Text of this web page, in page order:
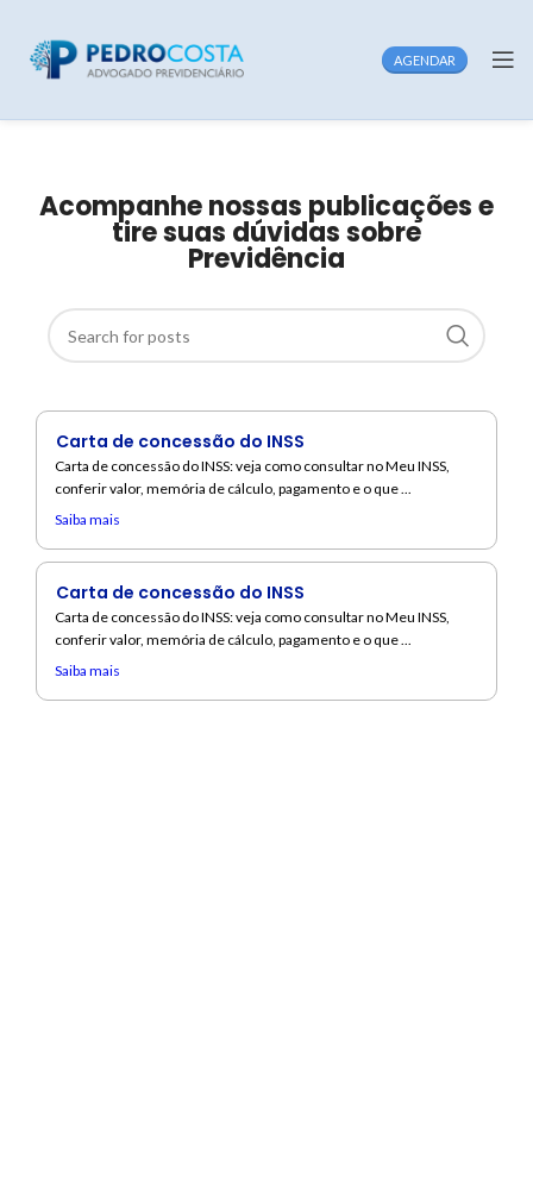
AGENDAR
Acompanhe nossas publicações e
tire suas dúvidas sobre
Previdência
Carta de concessão do INSS
Carta de concessão do INSS: veja como consultar no Meu INSS,
conferir valor, memória de cálculo, pagamento e o que ...
Saiba mais
Carta de concessão do INSS
Carta de concessão do INSS: veja como consultar no Meu INSS,
conferir valor, memória de cálculo, pagamento e o que ...
Saiba mais